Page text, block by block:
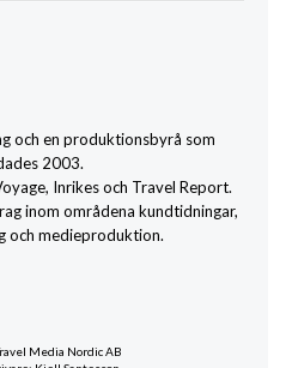
och en produktionsbyrå som
2003.
Inrikes och Travel Report.
inom områdena kundtidningar,
och medieproduktion.
Media Nordic AB